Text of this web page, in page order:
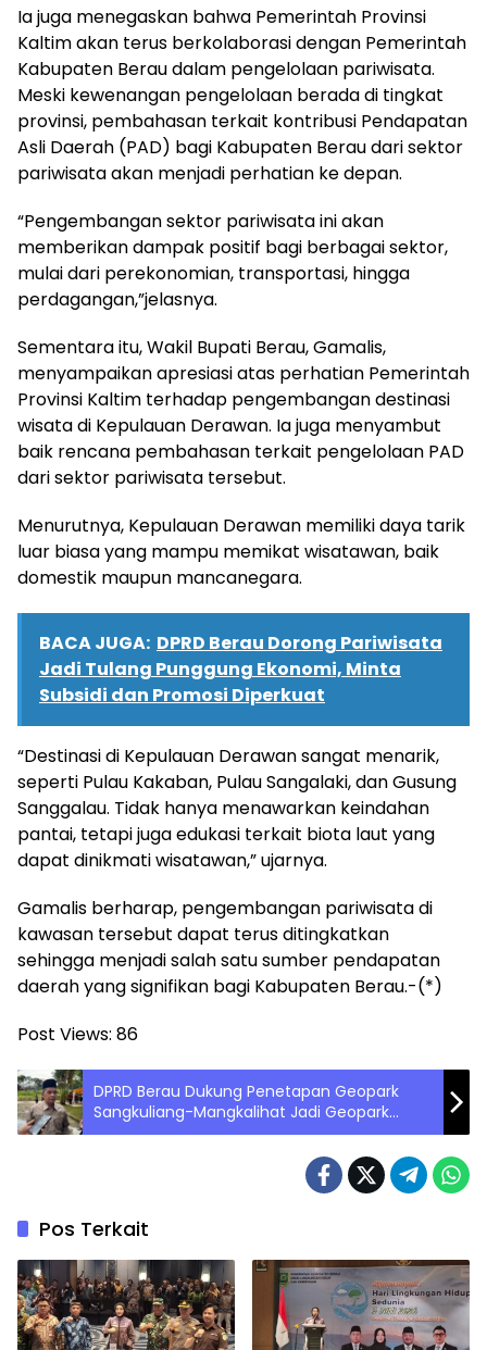
Ia juga menegaskan bahwa Pemerintah Provinsi
Kaltim akan terus berkolaborasi dengan Pemerintah
Kabupaten Berau dalam pengelolaan pariwisata.
Meski kewenangan pengelolaan berada di tingkat
provinsi, pembahasan terkait kontribusi Pendapatan
Asli Daerah (PAD) bagi Kabupaten Berau dari sektor
pariwisata akan menjadi perhatian ke depan.
“Pengembangan sektor pariwisata ini akan
memberikan dampak positif bagi berbagai sektor,
mulai dari perekonomian, transportasi, hingga
perdagangan,”jelasnya.
Sementara itu, Wakil Bupati Berau, Gamalis,
menyampaikan apresiasi atas perhatian Pemerintah
Provinsi Kaltim terhadap pengembangan destinasi
wisata di Kepulauan Derawan. Ia juga menyambut
baik rencana pembahasan terkait pengelolaan PAD
dari sektor pariwisata tersebut.
Menurutnya, Kepulauan Derawan memiliki daya tarik
luar biasa yang mampu memikat wisatawan, baik
domestik maupun mancanegara.
BACA JUGA: DPRD Berau Dorong Pariwisata
Jadi Tulang Punggung Ekonomi, Minta
Subsidi dan Promosi Diperkuat
“Destinasi di Kepulauan Derawan sangat menarik,
seperti Pulau Kakaban, Pulau Sangalaki, dan Gusung
Sanggalau. Tidak hanya menawarkan keindahan
pantai, tetapi juga edukasi terkait biota laut yang
dapat dinikmati wisatawan,” ujarnya.
Gamalis berharap, pengembangan pariwisata di
kawasan tersebut dapat terus ditingkatkan
sehingga menjadi salah satu sumber pendapatan
daerah yang signifikan bagi Kabupaten Berau.-(*)
Post Views: 86
DPRD Berau Dukung Penetapan Geopark
Sangkuliang-Mangkalihat Jadi Geopark
Nasional
Pos Terkait